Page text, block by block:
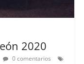
2020
0 comentarios